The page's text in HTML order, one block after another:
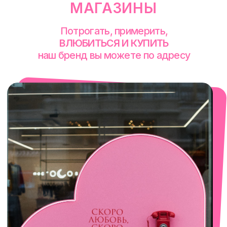
Сочи
Село Эстосадок, ТРЦ Горки Молл,
Горная Карусель, 3
+7 (919) 374-04-04
с 10-00 до 22-00
смотреть в Яндекс. Картах